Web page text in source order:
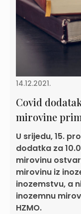
14.12.2021.
Covid
mirovine
U srijedu, 15.
dodatka za
mirovinu
mirovinu iz
inozemstvu, a
inozemnu
HZMO.